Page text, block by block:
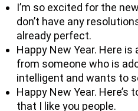
I’m so excited for the
don’t have any
already perfect.
Happy New Year. Here
from someone who is
intelligent and wants to
Happy New Year.
that I like you people.